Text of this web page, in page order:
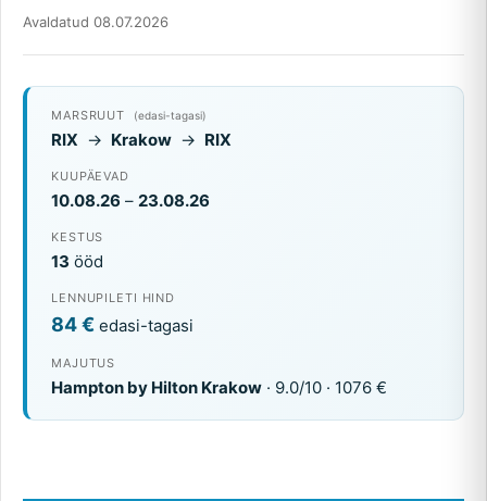
Avaldatud 08.07.2026
MARSRUUT (edasi-tagasi)
RIX → Krakow → RIX
KUUPÄEVAD
10.08.26 – 23.08.26
KESTUS
13 ööd
LENNUPILETI HIND
84 € edasi-tagasi
MAJUTUS
Hampton by Hilton Krakow · 9.0/10 · 1076 €